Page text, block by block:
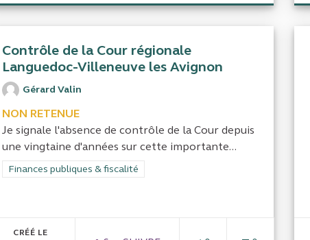
Contrôle de la Cour régionale
Languedoc-Villeneuve les Avignon
Gérard Valin
NON RETENUE
Je signale l'absence de contrôle de la Cour depuis
une vingtaine d'années sur cette importante...
Filtrer les résultats de la catégorie : Finances publiques & fiscalité
Finances publiques & fiscalité
CRÉÉ LE